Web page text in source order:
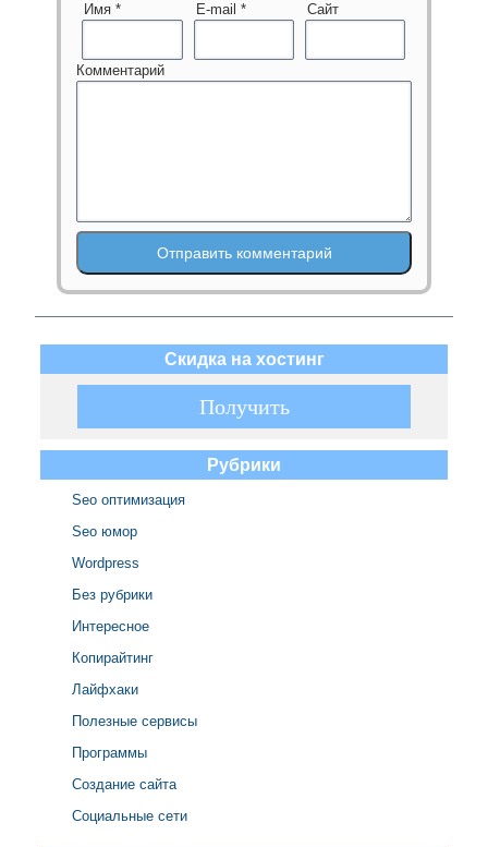
Имя* E-mail * Сайт
Комментарий
Скидка на хостинг
► ЖМИ ◄
Получить
Получить
Рубрики
Seo оптимизация
Seo юмор
Wordpress
Без рубрики
Интересное
Копирайтинг
Лайфхаки
Полезные сервисы
Программы
Создание сайта
Социальные сети